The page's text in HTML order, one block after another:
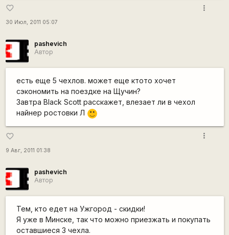
favorite_border
30 Июл, 2011 05:07
more_vert
pashevich
Автор
есть еще 5 чехлов. может еще ктото хочет
сэкономить на поездке на Щучин?
Завтра Black Scott расскажет, влезает ли в чехол
найнер ростовки Л
:)
favorite_border
9 Авг, 2011 01:38
more_vert
pashevich
Автор
Тем, кто едет на Ужгород - скидки!
Я уже в Минске, так что можно приезжать и покупать
оставшиеся 3 чехла.